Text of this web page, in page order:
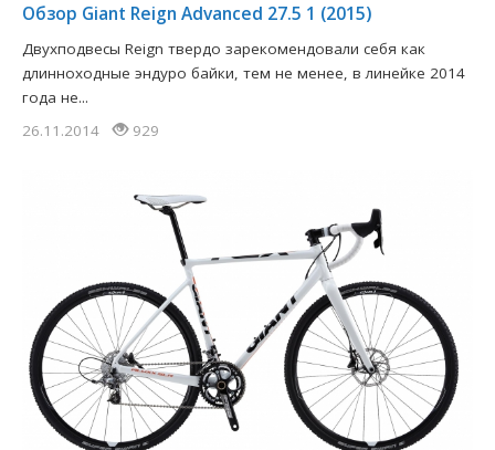
Обзор Giant Reign Advanced 27.5 1 (2015)
Двухподвесы Reign твердо зарекомендовали себя как
длинноходные эндуро байки, тем не менее, в линейке 2014
года не...
26.11.2014
929